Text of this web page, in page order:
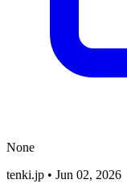
None
tenki.jp • Jun 02, 2026